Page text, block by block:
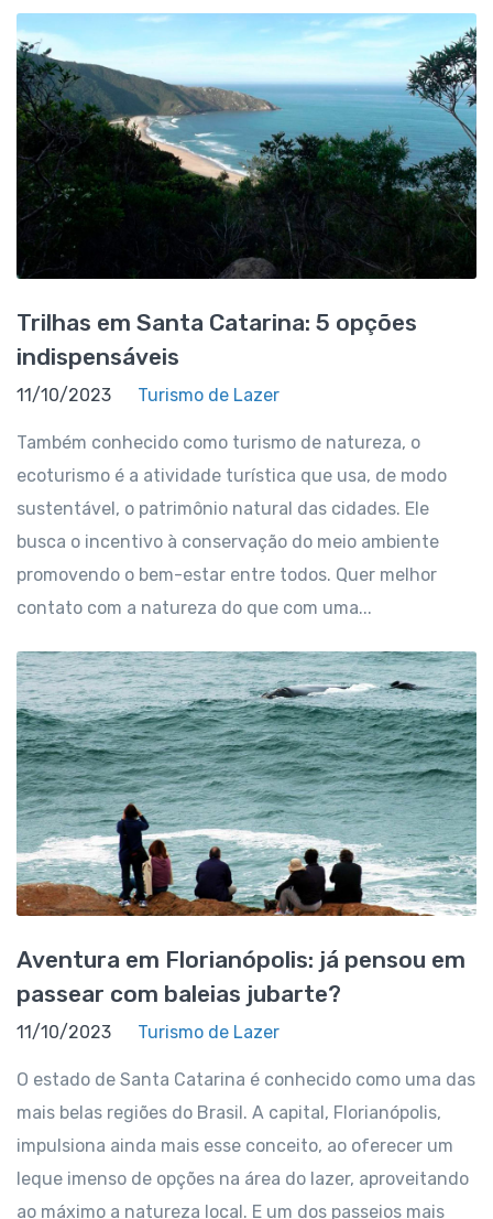
Trilhas em Santa Catarina: 5 opções
indispensáveis
11/10/2023 Turismo de Lazer
Também conhecido como turismo de natureza, o
ecoturismo é a atividade turística que usa, de modo
sustentável, o patrimônio natural das cidades. Ele
busca o incentivo à conservação do meio ambiente
promovendo o bem-estar entre todos. Quer melhor
contato com a natureza do que com uma...
Aventura em Florianópolis: já pensou em
passear com baleias jubarte?
11/10/2023 Turismo de Lazer
O estado de Santa Catarina é conhecido como uma das
mais belas regiões do Brasil. A capital, Florianópolis,
impulsiona ainda mais esse conceito, ao oferecer um
leque imenso de opções na área do lazer, aproveitando
ao máximo a natureza local. E um dos passeios mais